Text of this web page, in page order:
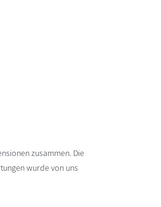
zusammen. Die
wurde von uns